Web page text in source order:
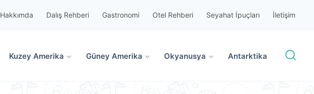
Hakkımda Dalış Rehberi Gastronomi Otel Rehberi Seyahat İpuçları İletişim
Kuzey Amerika Güney Amerika Okyanusya Antarktika